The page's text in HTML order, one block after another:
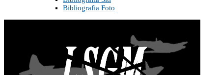
Bibliografia Foto